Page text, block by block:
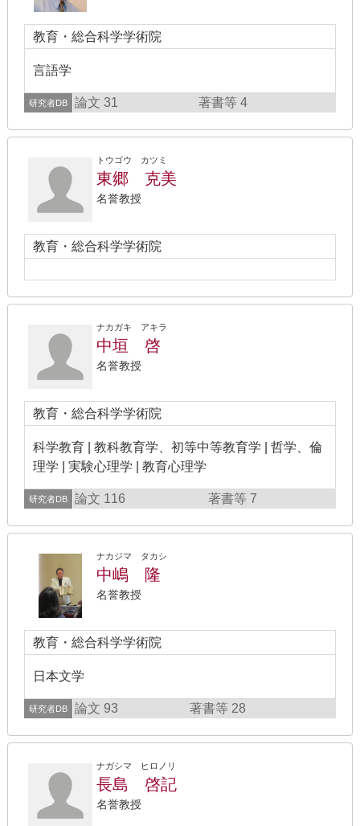
教育・総合科学学術院
言語学
研究者DB 論文 31 著書等 4
トウゴウ カツミ
東郷 克美
名誉教授
教育・総合科学学術院
ナカガキ アキラ
中垣 啓
名誉教授
教育・総合科学学術院
科学教育 | 教科教育学、初等中等教育学 | 哲学、倫
理学 | 実験心理学 | 教育心理学
研究者DB 論文 116 著書等 7
ナカジマ タカシ
中嶋 隆
名誉教授
教育・総合科学学術院
日本文学
研究者DB 論文 93 著書等 28
ナガシマ ヒロノリ
長島 啓記
名誉教授